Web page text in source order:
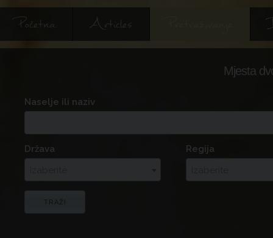
Početna Articles
Mjesta
Naselje ili naziv
Država
Regija